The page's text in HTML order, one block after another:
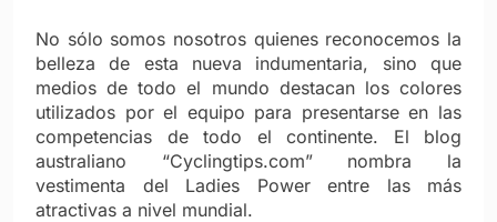
No sólo somos nosotros quienes reconocemos la
belleza de esta nueva indumentaria, sino que
medios de todo el mundo destacan los colores
utilizados por el equipo para presentarse en las
competencias de todo el continente. El blog
australiano “Cyclingtips.com” nombra la
vestimenta del Ladies Power entre las más
atractivas a nivel mundial.